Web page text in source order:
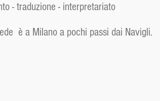
- traduzione - interpretariato
è a Milano a pochi passi dai Navigli.